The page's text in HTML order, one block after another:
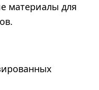
материалы для